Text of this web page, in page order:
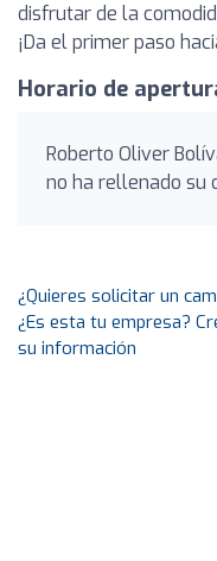
disfrutar de la
¡Da el primer paso
Horario de
Roberto Oliver
no ha rellenado su
¿Quieres solicitar un
¿Es esta tu empresa?
su información